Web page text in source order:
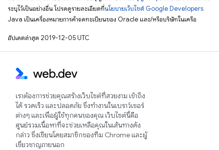
ระบุไว้เป็นอย่างอื่น โปรดดูรายละเอียดที่นโยบายเว็บไซต์ Google Developers
Java เป็นเครื่องหมายการค้าจดทะเบียนของ Oracle และ/หรือบริษัทในเครือ
อัปเดตล่าสุด 2019-12-05 UTC
เราต้องการช่วยคุณสร้างเว็บไซต์ที่สวยงาม เข้าถึง
ได้ รวดเร็ว และปลอดภัย ซึ่งทำงานในเบราว์เซอร์
ต่างๆ และเพื่อผู้ใช้ทุกคนของคุณ เว็บไซต์นี้คือ
ศูนย์รวมเนื้อหาที่จะช่วยเหลือคุณในเส้นทางดัง
กล่าว ซึ่งเขียนโดยสมาชิกของทีม Chrome และผู้
เชี่ยวชาญภายนอก